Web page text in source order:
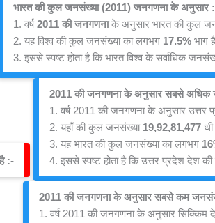
भारत की कुल जनसंख्या (2011) जनगणना के अनुसार
1. वर्ष 2011 की जनगणना के अनुसार भारत की कुल
2. यह विश्व की कुल जनसंख्या का लगभग 17.5% भाग
3. इससे स्पष्ट होता है कि भारत विश्व के सर्वाधिक
:-
2011 की जनगणना के अनुसार सबसे अधिक
1. वर्ष 2011 की जनगणना के अनुसार उत्तर
2. यहाँ की कुल जनसंख्या 19,92,81,477
3. यह भारत की कुल जनसंख्या का लगभग
4. इससे स्पष्ट होता है कि उत्तर प्रदेश देश
2011 की जनगणना के अनुसार सबसे कम
1. वर्ष 2011 की जनगणना के अनुसार सिक्किम